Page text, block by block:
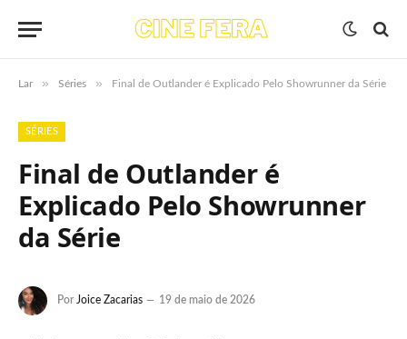
Lar » Séries » Final de Outlander é Explicado Pelo Showrunner da Série
SÉRIES
Final de Outlander é
Explicado Pelo Showrunner
da Série
Por Joice Zacarias 19 de maio de 2026